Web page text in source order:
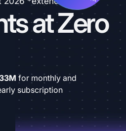
at Zero
for monthly and
subscription